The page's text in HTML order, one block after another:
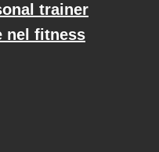
trainer
nel fitness